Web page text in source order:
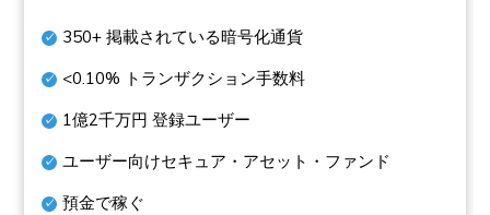
350+ 掲載されている暗号化通貨
<0.10% トランザクション手数料
1億2千万円 登録ユーザー
ユーザー向けセキュア・アセット・ファンド
預金で稼ぐ